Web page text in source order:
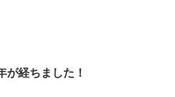
が経ちました！